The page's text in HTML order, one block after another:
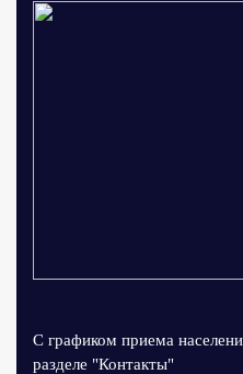
С графиком приема
разделе "Контакты"